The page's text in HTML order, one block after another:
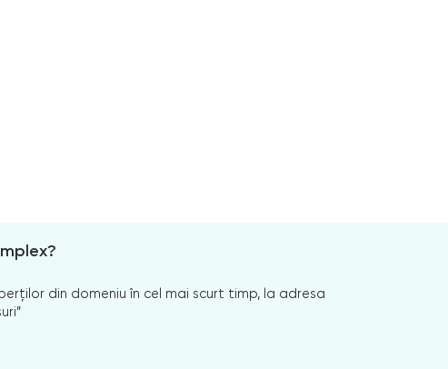
din domeniu în cel mai scurt timp, la adresa